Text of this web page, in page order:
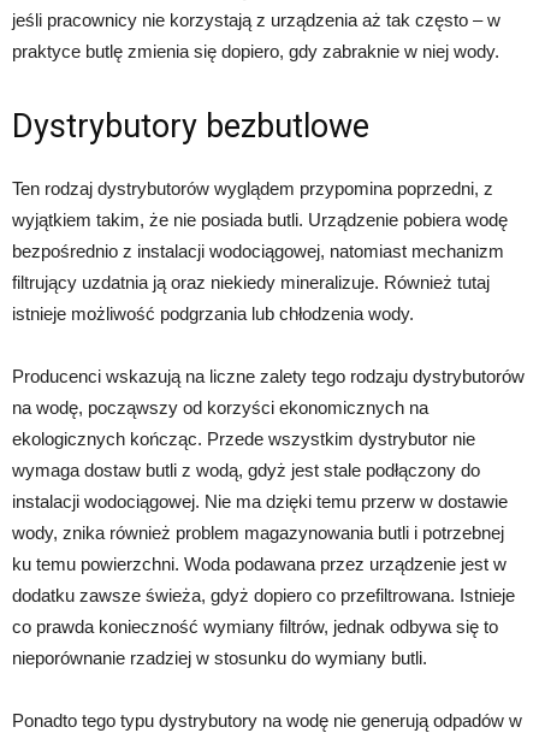
jeśli pracownicy nie korzystają z urządzenia aż tak często – w
praktyce butlę zmienia się dopiero, gdy zabraknie w niej wody.
Dystrybutory bezbutlowe
Ten rodzaj dystrybutorów wyglądem przypomina poprzedni, z
wyjątkiem takim, że nie posiada butli. Urządzenie pobiera wodę
bezpośrednio z instalacji wodociągowej, natomiast mechanizm
filtrujący uzdatnia ją oraz niekiedy mineralizuje. Również tutaj
istnieje możliwość podgrzania lub chłodzenia wody.
Producenci wskazują na liczne zalety tego rodzaju dystrybutorów
na wodę, począwszy od korzyści ekonomicznych na
ekologicznych kończąc. Przede wszystkim dystrybutor nie
wymaga dostaw butli z wodą, gdyż jest stale podłączony do
instalacji wodociągowej. Nie ma dzięki temu przerw w dostawie
wody, znika również problem magazynowania butli i potrzebnej
ku temu powierzchni. Woda podawana przez urządzenie jest w
dodatku zawsze świeża, gdyż dopiero co przefiltrowana. Istnieje
co prawda konieczność wymiany filtrów, jednak odbywa się to
nieporównanie rzadziej w stosunku do wymiany butli.
Ponadto tego typu dystrybutory na wodę nie generują odpadów w